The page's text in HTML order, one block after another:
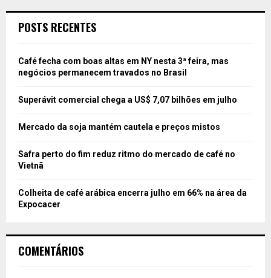
POSTS RECENTES
Café fecha com boas altas em NY nesta 3ª feira, mas
negócios permanecem travados no Brasil
Superávit comercial chega a US$ 7,07 bilhões em julho
Mercado da soja mantém cautela e preços mistos
Safra perto do fim reduz ritmo do mercado de café no
Vietnã
Colheita de café arábica encerra julho em 66% na área da
Expocacer
COMENTÁRIOS